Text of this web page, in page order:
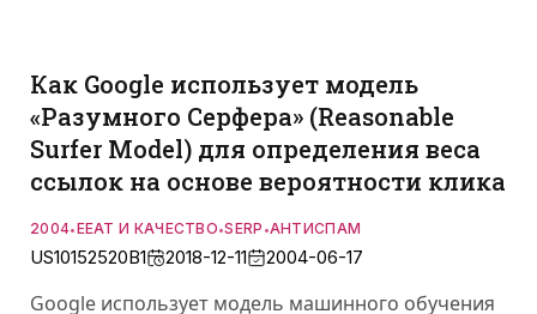
Как Google использует модель
«Разумного Серфера» (Reasonable
Surfer Model) для определения веса
ссылок на основе вероятности клика
2004•EEAT И КАЧЕСТВО•SERP •АНТИСПАМ
US10152520B1 2018-12-11 2004-06-17
Google использует модель машинного обучения